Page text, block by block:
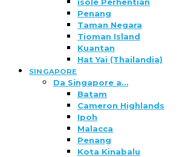
Penang
Taman Negara
Tioman Island
Kuantan
Hat Yai (Thailandia)
SINGAPORE
Da Singapore a…
Batam
Cameron Highlands
Ipoh
Malacca
Penang
Kota Kinabalu